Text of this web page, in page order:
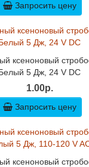
Запросить цену
ксеноновый
5 Дж, 24 V DC
1.00р.
Запросить цену
ксеноновый